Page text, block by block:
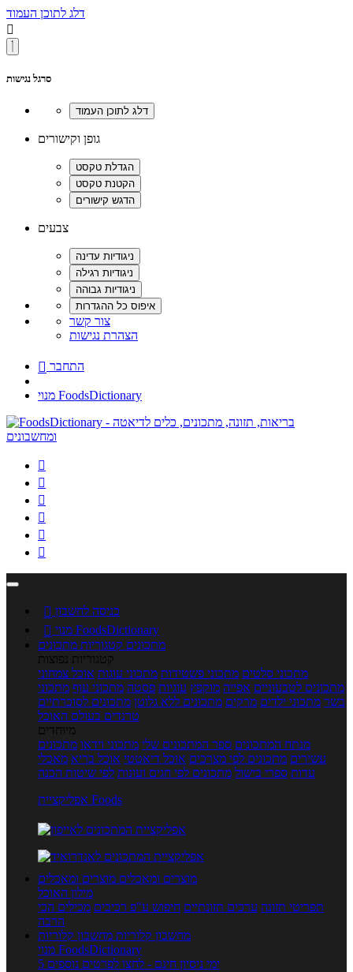
דלג לתוכן העמוד

סרגל נגישות
גופן וקישורים
צבעים
צור קשר
הצהרת נגישות
 התחבר
מנוי FoodsDictionary






 כניסה לחשבון

מנוי FoodsDictionary
מתכונים קטגוריות מתכונים
קטגוריות נפוצות
מתכוני סלטים מתכוני פשטידות מתכוני עוגות אוכל צמחוני
מתכונים לטבעוניים אפייה מוקפץ עוגיות פסטה מתכוני עוף מתכוני
בשר מתכוני ילדים מרקים מתכונים ללא גלוטן מתכונים לסוכרתיים
טרנדים בעולם האוכל
מיוחדים
מנתח המתכונים ספר המתכונים שלי מתכוני וידאו מתכונים
עשירים מתכונים לפי מצרכים אוכל דיאטטי אוכל בריא מאכלי
עדות ספרי בישול מתכונים לפי חגים ועונות לפי שיטות הכנה
אפליקציית Foods
מוצרים ומאכלים מוצרים ומאכלים
מילון האוכל
תפריטי תזונה ערכים תזונתיים חיפוש ע"פ רכיבים מכילים הכי
הרבה
מחשבון קלוריות מחשבון קלוריות
מנוי FoodsDictionary
5 ימי ניסיון חינם - לחצו לפרטים נוספים